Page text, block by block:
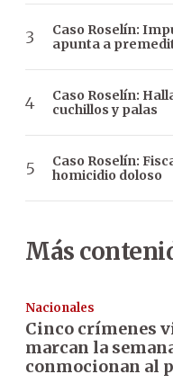
Caso Roselín:
apunta a
Caso Roselín:
cuchillos y palas
Caso Roselín:
homicidio doloso
Más
Nacionales
Cinco crímenes
marcan la
conmocionan al